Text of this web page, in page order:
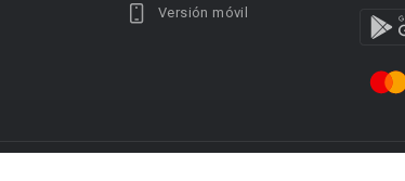
Versión móvil